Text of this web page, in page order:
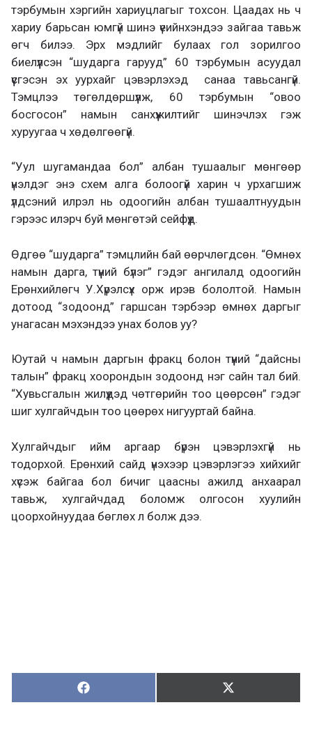
тэрбумын хэргийн хариуцлагыг тохсон. Цаадах нь ч
хариу барьсан юмгүй шинэ үеийнхэндээ зайгаа тавьж
өгч билээ. Эрх мэдлийг булаах гол зорилгоо
биелүүлсэн “шударга гарууд” 60 тэрбумын асуудал
үүсгэсэн эх уурхайг цэвэрлэхэд санаа тавьсангүй.
Тэмцлээ төгөлдөршүүлж, 60 тэрбумын “овоо
босгосон” намын санхүүжилтийг шинэчлэх гэж
хуруугаа ч хөдөлгөөгүй.
“Уул шугамандаа бол” албан тушаалыг мөнгөөр
үнэлдэг энэ схем алга болоогүй харин ч урхагшиж
үлдсэний илрэл нь одоогийн албан тушаалтнуудын
гэрээс илэрч буй мөнгөтэй сейфүүд.
Өдгөө “шударга” тэмцлийн бай өөрчлөгдсөн. “Өмнөх
намын дарга, түүний бүлэг” гэдэг ангилалд одоогийн
Ерөнхийлөгч У.Хүрэлсүх орж ирэв бололтой. Намын
дотоод “зодоонд” гаршсан тэрбээр өмнөх даргыг
унагасан мэхэндээ унах болов уу?
Юутай ч намын даргын фракц болон түүний “дайсны
талын” фракц хоорондын зодоонд нэг сайн тал бий.
“Хувьсгалын жилүүдэд чөтгөрийн тоо цөөрсөн” гэдэг
шиг хулгайчдын тоо цөөрөх нигууртай байна.
Хулгайчдыг ийм аргаар бүрэн цэвэрлэхгүй нь
тодорхой. Ерөнхий сайд үнэхээр цэвэрлэгээ хийхийг
хүсэж байгаа бол бичиг цаасны ажилд анхаарал
тавьж, хулгайчдад боломж олгосон хуулийн
цоорхойнуудаа бөглөх л болж дээ.
Хуваалцах:
Х
у
Түгээх:
Т